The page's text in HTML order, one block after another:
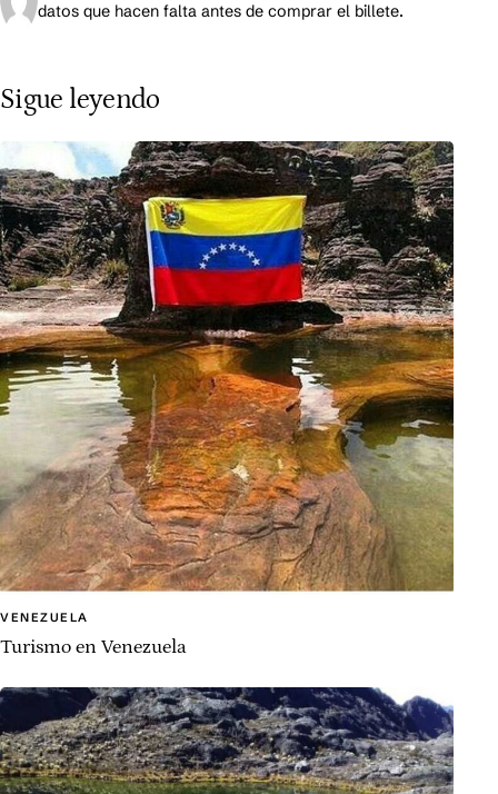
datos que hacen falta antes de comprar el billete.
Sigue leyendo
VENEZUELA
Turismo en Venezuela